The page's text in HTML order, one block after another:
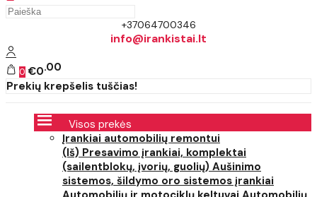
+37064700346
info@irankistai.lt
0 €0 00
Prekių krepšelis tuščias!
Visos prekės
Įrankiai automobilių remontui
(Iš) Presavimo įrankiai, komplektai
(sailentblokų, įvorių, guolių) Aušinimo
sistemos, šildymo oro sistemos įrankiai